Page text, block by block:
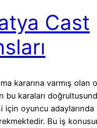
Cast
kararına varmış olan
bu karaları
için oyuncu adaylarında
Bu iş